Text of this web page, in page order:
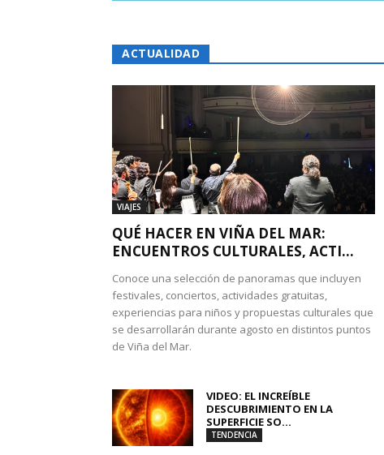
ACTUALIDAD
VIAJES
QUÉ HACER EN VIÑA DEL MAR:
ENCUENTROS CULTURALES, ACTI...
Conoce una selección de panoramas que incluyen
festivales, conciertos, actividades gratuitas,
experiencias para niños y propuestas culturales que
se desarrollarán durante agosto en distintos puntos
de Viña del Mar.
VIDEO: EL INCREÍBLE
DESCUBRIMIENTO EN LA
SUPERFICIE SO...
TENDENCIA